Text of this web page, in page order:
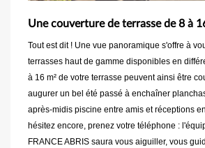
Une couverture de terrasse de 8 à
Tout est dit ! Une vue panoramique s'offre à
terrasses haut de gamme disponibles en
à 16 m² de votre terrasse peuvent ainsi être
augurer un bel été passé à enchaîner
après-midis piscine entre amis et réceptions
hésitez encore, prenez votre téléphone :
FRANCE ABRIS saura vous aiguiller, vous